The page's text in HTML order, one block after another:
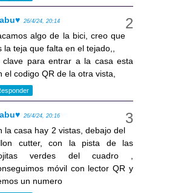
26/4/24, 20:14
algo de la bici, creo que
la teja que falta en el tejado,,
clave para entrar a la casa esta
el codigo QR de la otra vista,
26/4/24, 20:16
la casa hay 2 vistas, debajo del
cutter, con la pista de las
verdes del cuadro ,
móvil con lector QR y
un numero